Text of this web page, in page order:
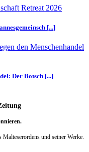
[...]
Der Botsch [...]
und seiner Werke.